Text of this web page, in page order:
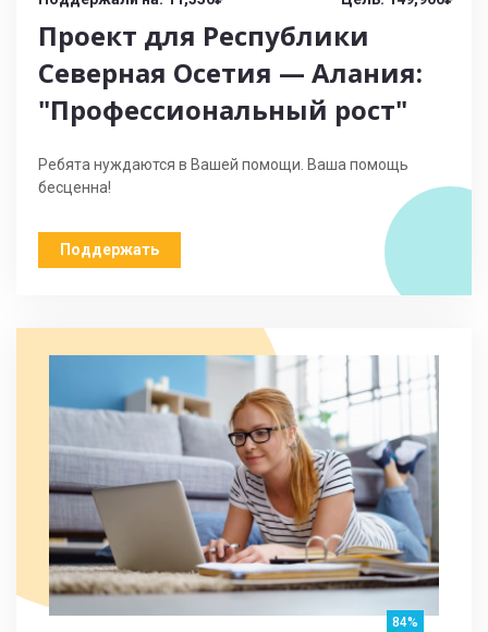
Проект для Республики
Северная Осетия — Алания:
"Профессиональный рост"
Ребята нуждаются в Вашей помощи. Ваша помощь
бесценна!
Поддержать
84%